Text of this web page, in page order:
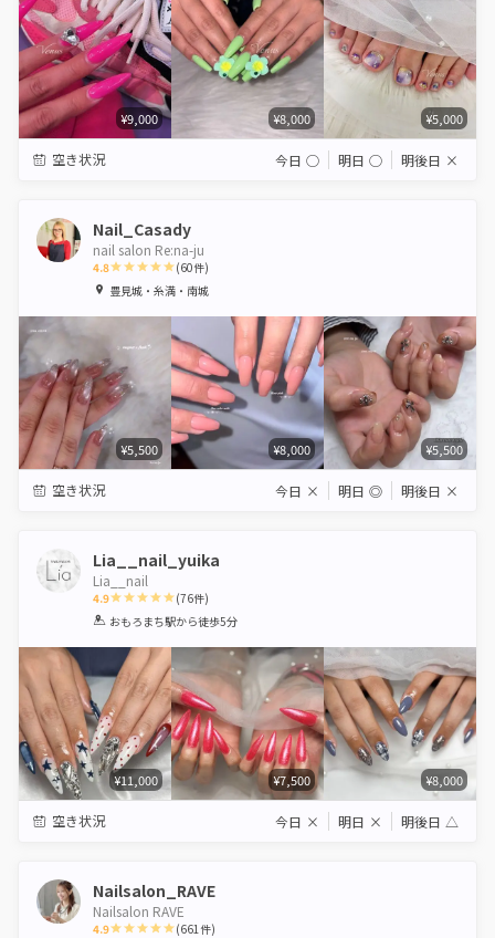
¥9,000 ¥8,000 ¥5,000
空き状況 今日 ◯ 明日 ◯ 明後日 ×
Nail_Casady
nail salon Re:na-ju
4.8
1 2 3 4 5
(60件)
豊見城・糸満・南城
¥5,500 ¥8,000 ¥5,500
空き状況 今日 × 明日 ◎ 明後日 ×
Lia__nail_yuika
Lia__nail
4.9
1 2 3 4 5
(76件)
おもろまち駅から徒歩5分
¥11,000 ¥7,500 ¥8,000
空き状況 今日 × 明日 × 明後日 △
Nailsalon_RAVE
Nailsalon RAVE
4.9 (661件)